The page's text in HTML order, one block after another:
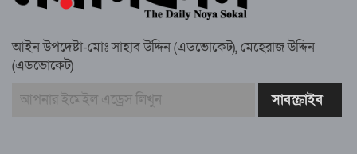
স্মরণ সভায় মিলাদ ও দোয়া
কামরুল কাননের ছবি বিকৃত করে অপপ্রচারের
বাংলাদেশ আজ দুই ভাগে বিভক্ত—একটি
আইন উপদেষ্টা-মোঃ সাহাব উদ্দিন (এডভোকেট), মেহেরাজ উদ্দিন
(এডভোকেট)